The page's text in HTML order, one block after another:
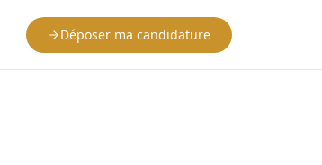
Déposer ma candidature